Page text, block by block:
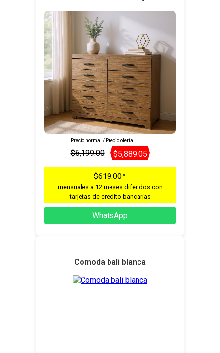
Precio normal / Precio oferta
$6,199.00 $5,889.05
$619.0000
mensuales a 12 meses diferidos con
tarjetas de credito bancarias
WhatsApp
Comoda bali blanca